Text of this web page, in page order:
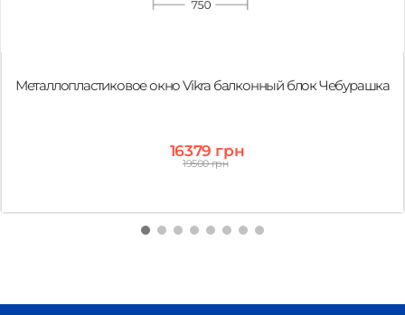
Металлопластиковое окно Vikra балконный блок Чебурашка
16379 грн
19500 грн